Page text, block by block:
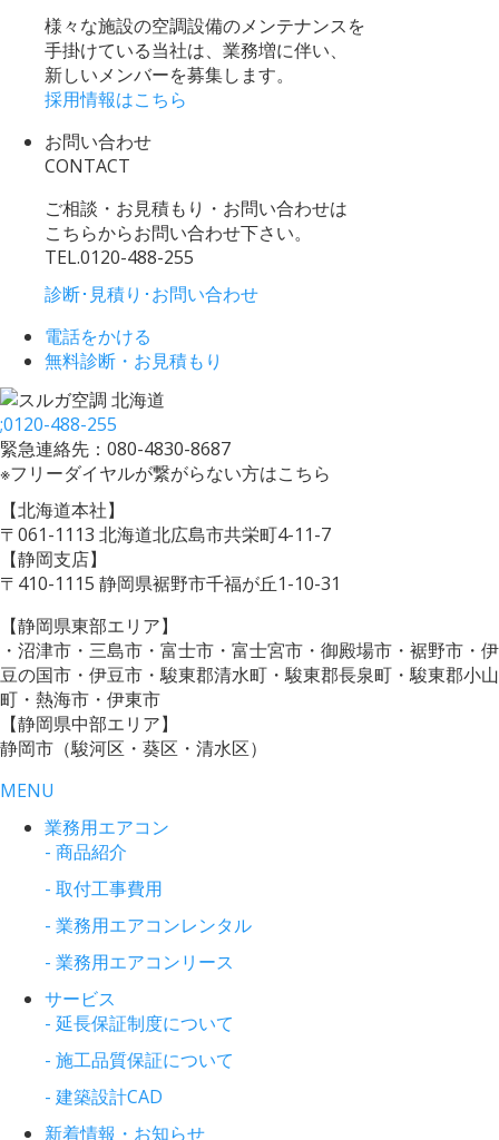
様々な施設の空調設備のメンテナンスを
手掛けている当社は、業務増に伴い、
新しいメンバーを募集します。
採用情報はこちら
お問い合わせ
CONTACT
ご相談・お見積もり・お問い合わせは
こちらからお問い合わせ下さい。
TEL.0120-488-255
診断･見積り･お問い合わせ
電話をかける
無料診断・お見積もり
;0120-488-255
緊急連絡先：080-4830-8687
※フリーダイヤルが繋がらない方はこちら
【北海道本社】
〒061-1113 北海道北広島市共栄町4-11-7
【静岡支店】
〒410-1115 静岡県裾野市千福が丘1-10-31
【静岡県東部エリア】
・沼津市・三島市・富士市・富士宮市・御殿場市・裾野市・伊
豆の国市・伊豆市・駿東郡清水町・駿東郡長泉町・駿東郡小山
町・熱海市・伊東市
【静岡県中部エリア】
静岡市（駿河区・葵区・清水区）
MENU
業務用エアコン
- 商品紹介
- 取付工事費用
- 業務用エアコンレンタル
- 業務用エアコンリース
サービス
- 延長保証制度について
- 施工品質保証について
- 建築設計CAD
新着情報・お知らせ